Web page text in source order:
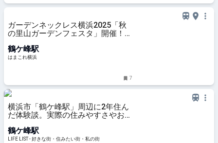
ガーデンネックレス横浜2025「秋
の里山ガーデンフェスタ」開催！約
まこれ横浜
鶴ケ峰駅
はまこれ横浜
7
横浜市「鶴ケ峰駅」周辺に2年住ん
だ体験談。実際の住みやすさやおす
きな街・住みたい街・私の街
鶴ケ峰駅
LIFE LIST - 好きな街・住みたい街・私の街